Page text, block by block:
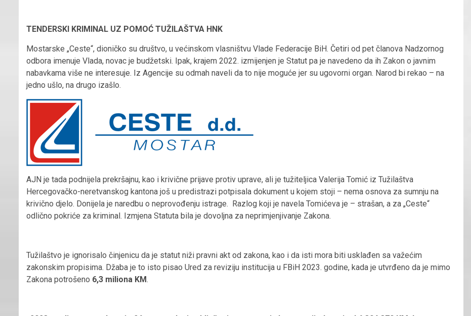
TENDERSKI KRIMINAL UZ POMOĆ TUŽILAŠTVA HNK
Mostarske „Ceste“, dioničko su društvo, u većinskom vlasništvu Vlade Federacije BiH. Četiri od pet članova Nadzornog
odbora imenuje Vlada, novac je budžetski. Ipak, krajem 2022. izmijenjen je Statut pa je navedeno da ih Zakon o javnim
nabavkama više ne interesuje. Iz Agencije su odmah naveli da to nije moguće jer su ugovorni organ. Narod bi rekao – na
jedno ušlo, na drugo izašlo.
AJN je tada podnijela prekršajnu, kao i krivične prijave protiv uprave, ali je tužiteljica Valerija Tomić iz Tužilaštva
Hercegovačko-neretvanskog kantona još u predistrazi potpisala dokument u kojem stoji – nema osnova za sumnju na
krivično djelo. Donijela je naredbu o neprovođenju istrage. Razlog koji je navela Tomićeva je – strašan, a za „Ceste“
odlično pokriće za kriminal. Izmjena Statuta bila je dovoljna za neprimjenjivanje Zakona.
Tužilaštvo je ignorisalo činjenicu da je statut niži pravni akt od zakona, kao i da isti mora biti usklađen sa važećim
zakonskim propisima. Džaba je to isto pisao Ured za reviziju institucija u FBiH 2023. godine, kada je utvrđeno da je mimo
Zakona potrošeno 6,3 miliona KM.